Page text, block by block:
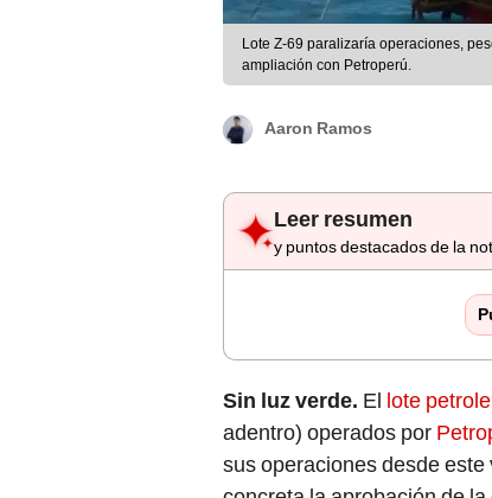
Lote Z-69 paralizaría operaciones,
ampliación con Petroperú.
Aaron Ramos
Leer resumen
y puntos destacados de la
Sin luz verde. El lote
adentro) operados por
sus operaciones desde